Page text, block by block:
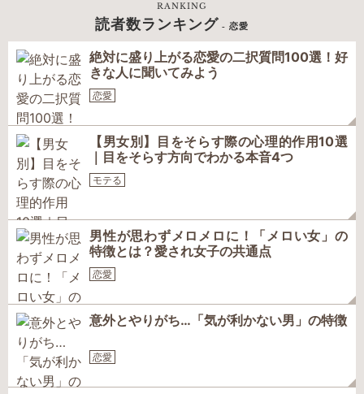
RANKING
読者数ランキング - 恋愛
絶対に盛り上がる恋愛の二択質問100選！好
きな人に聞いてみよう
恋愛
【男女別】目をそらす際の心理的作用10選
｜目をそらす方向でわかる本音4つ
モテる
男性が思わずメロメロに！「メロい女」の
特徴とは？愛され女子の共通点
恋愛
意外とやりがち…「気が利かない男」の特徴
恋愛